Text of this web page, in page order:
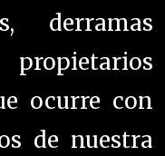
derramas
ocurre con
de nuestra